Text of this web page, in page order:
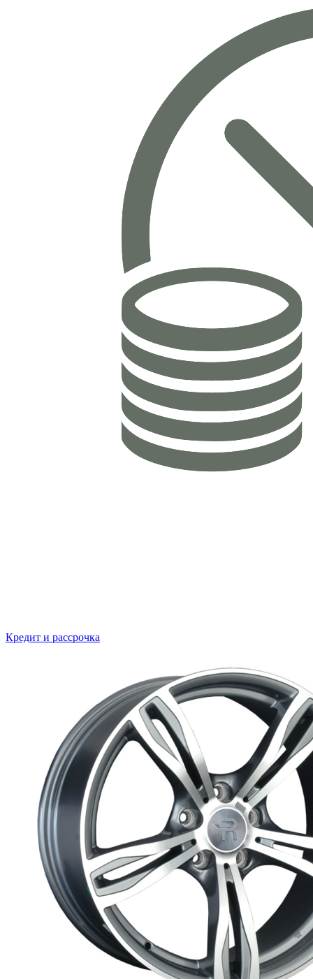
Кредит и рассрочка